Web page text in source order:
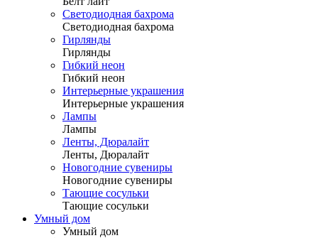
Светодиодная бахрома
Светодиодная бахрома
Гирлянды
Гирлянды
Гибкий неон
Гибкий неон
Интерьерные украшения
Интерьерные украшения
Лампы
Лампы
Ленты, Дюралайт
Ленты, Дюралайт
Новогодние сувениры
Новогодние сувениры
Тающие сосульки
Тающие сосульки
Умный дом
Умный дом